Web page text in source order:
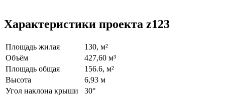
Характеристики проекта z123
Площадь жилая
130, м²
Объём
427,60 м³
Площадь общая
156.6, м²
Высота
6,93 м
Угол наклона крыши
30°